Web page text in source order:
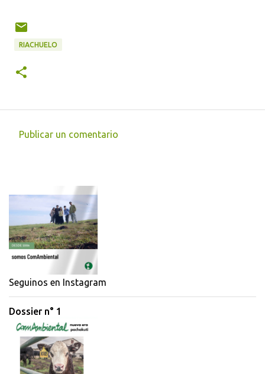
RIACHUELO
e
t
a
i
o
s
Publicar un comentario
Seguinos en Instagram
Dossier n° 1